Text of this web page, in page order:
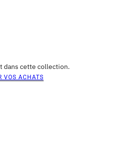
dans cette collection.
VOS ACHATS